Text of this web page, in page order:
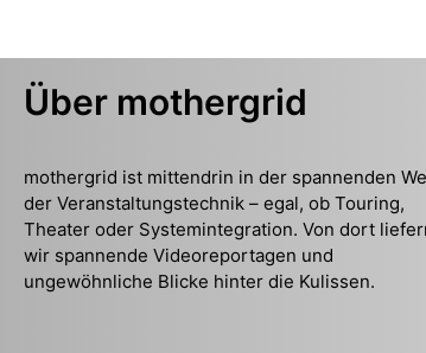
Über mothergrid
mothergrid ist mittendrin in der spannenden
der Veranstaltungstechnik – egal, ob Touring,
Theater oder Systemintegration. Von dort
wir spannende Videoreportagen und
ungewöhnliche Blicke hinter die Kulissen.